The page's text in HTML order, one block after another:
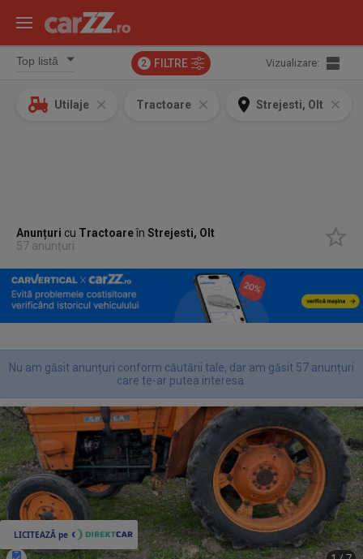
2 FILTRE Vizualizare:
Utilaje Tractoare Strejesti, Olt
Anunțuri cu TractoareînStrejesti, Olt
57 anunțuri
Nu am găsit anunțuri conform căutării tale, dar am găsit 57 anunțuri
care te-ar putea interesa.